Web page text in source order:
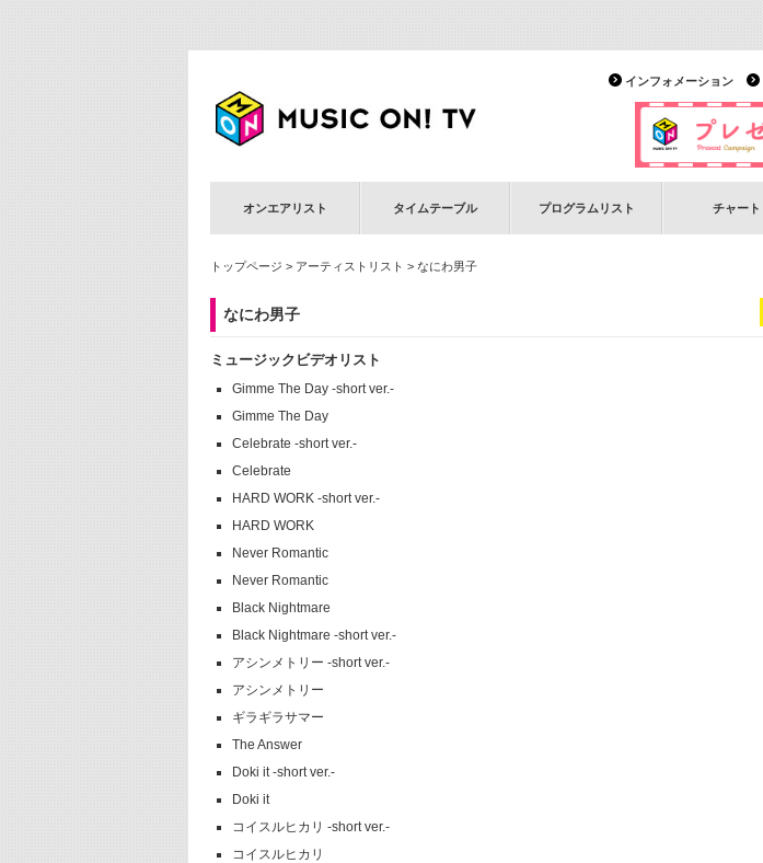
インフォメーション
オンエアリスト タイムテーブル プログラムリスト チャート
トップページ > アーティストリスト > なにわ男子
なにわ男子
ミュージックビデオリスト
Gimme The Day -short ver.-
Gimme The Day
Celebrate -short ver.-
Celebrate
HARD WORK -short ver.-
HARD WORK
Never Romantic
Never Romantic
Black Nightmare
Black Nightmare -short ver.-
アシンメトリー -short ver.-
アシンメトリー
ギラギラサマー
The Answer
Doki it -short ver.-
Doki it
コイスルヒカリ -short ver.-
コイスルヒカリ